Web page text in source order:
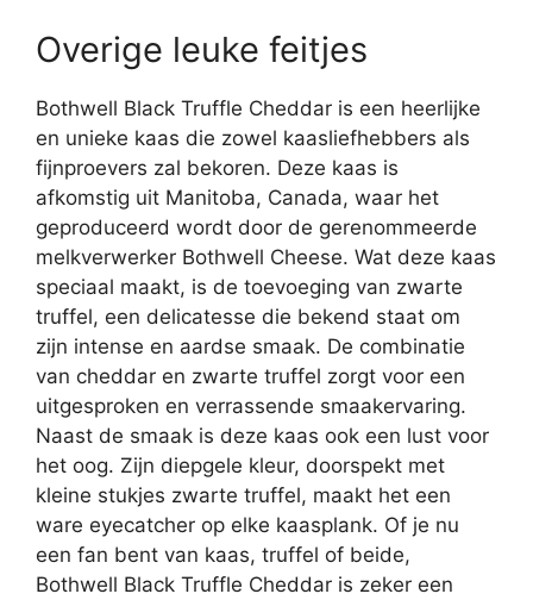
Overige leuke feitjes
Bothwell Black Truffle Cheddar is een heerlijke
en unieke kaas die zowel kaasliefhebbers als
fijnproevers zal bekoren. Deze kaas is
afkomstig uit Manitoba, Canada, waar het
geproduceerd wordt door de gerenommeerde
melkverwerker Bothwell Cheese. Wat deze kaas
speciaal maakt, is de toevoeging van zwarte
truffel, een delicatesse die bekend staat om
zijn intense en aardse smaak. De combinatie
van cheddar en zwarte truffel zorgt voor een
uitgesproken en verrassende smaakervaring.
Naast de smaak is deze kaas ook een lust voor
het oog. Zijn diepgele kleur, doorspekt met
kleine stukjes zwarte truffel, maakt het een
ware eyecatcher op elke kaasplank. Of je nu
een fan bent van kaas, truffel of beide,
Bothwell Black Truffle Cheddar is zeker een